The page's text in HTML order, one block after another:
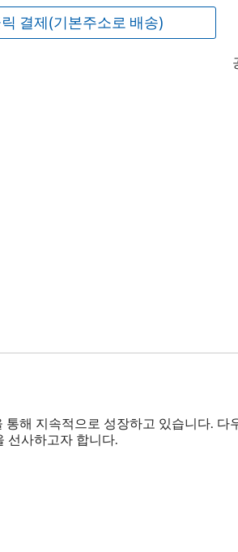
결제(기본주소로 배송)
해 지속적으로 성장하고 있습니다. 다
선사하고자 합니다.